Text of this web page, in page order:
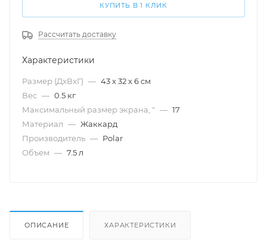
КУПИТЬ В 1 КЛИК
Рассчитать доставку
Характеристики
Размер (ДхВхГ) — 43 х 32 х 6 см
Вес — 0.5 кг
Максимальный размер экрана, " — 17
Материал — Жаккард
Производитель — Polar
Объем — 7.5 л
ОПИСАНИЕ ХАРАКТЕРИСТИКИ